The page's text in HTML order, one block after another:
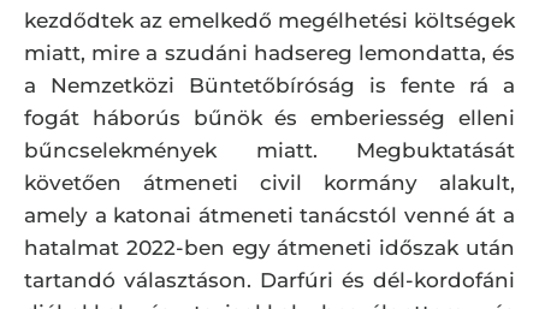
kezdődtek az emelkedő megélhetési költségek
miatt, mire a szudáni hadsereg lemondatta, és
a Nemzetközi Büntetőbíróság is fente rá a
fogát háborús bűnök és emberiesség elleni
bűncselekmények miatt. Megbuktatását
követően átmeneti civil kormány alakult,
amely a katonai átmeneti tanácstól venné át a
hatalmat 2022-ben egy átmeneti időszak után
tartandó választáson. Darfúri és dél-kordofáni